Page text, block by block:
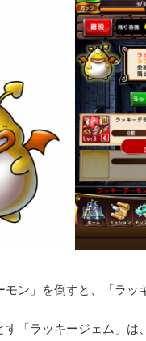
モン」を倒すと、「ラッ
す「ラッキージェム」は